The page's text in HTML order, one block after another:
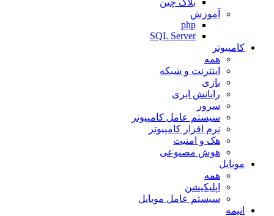
بلاک چین
آموزش
php
SQL Server
کامپیوتر
همه
اینترنت و شبکه
بازی
رایانش ابری
سرور
سیستم عامل کامپیوتر
نرم افزار کامپیوتر
هک و امنیت
هوش مصنوعی
موبایل
همه
اپلیکیشن
سیستم عامل موبایل
انیمه